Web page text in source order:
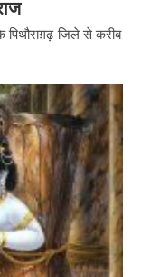
जिले से करीब